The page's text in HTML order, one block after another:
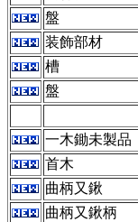
盤
装飾部材
槽
盤
一木鋤未製品
首木
曲柄又鍬
曲柄又鍬柄